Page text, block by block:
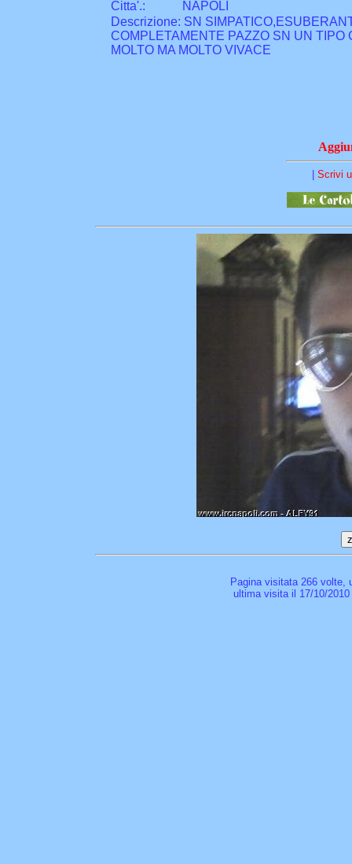
Citta'.:
NAPOLI
Descrizione: SN
COMPLETAMENTE PAZZO SN UN
MOLTO MA MOLTO VIVACE
Scrivi
Pagina visitata 266 volte,
ultima visita il 17/10/